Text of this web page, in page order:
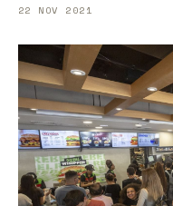
22 NOV 2021